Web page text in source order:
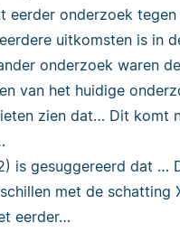
eerder onderzoek
uitkomsten is in
onderzoek waren
van het huidige
zien dat… Dit komt
is gesuggereerd dat …
met de
eerder…